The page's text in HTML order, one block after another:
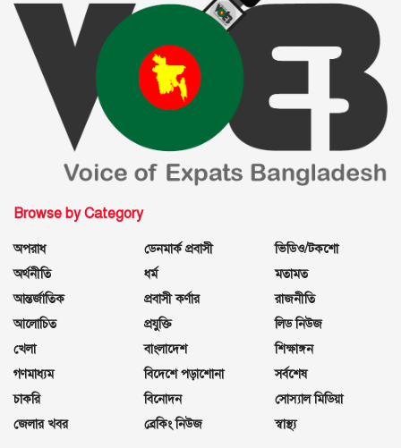
Browse by Category
অপরাধ
অর্থনীতি
আন্তর্জাতিক
আলোচিত
খেলা
গণমাধ্যম
চাকরি
জেলার খবর
ডেনমার্ক প্রবাসী
ধর্ম
প্রবাসী কর্ণার
প্রযুক্তি
বাংলাদেশ
বিদেশে পড়াশোনা
বিনোদন
ব্রেকিং নিউজ
ভিডিও/টকশো
মতামত
রাজনীতি
লিড নিউজ
শিক্ষাঙ্গন
সর্বশেষ
সোস্যাল মিডিয়া
স্বাস্থ্য